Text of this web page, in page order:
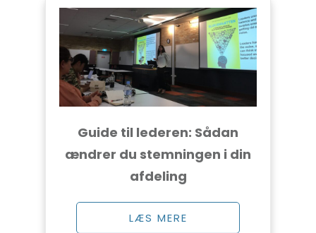
Guide til lederen: Sådan
ændrer du stemningen i din
afdeling
LÆS MERE